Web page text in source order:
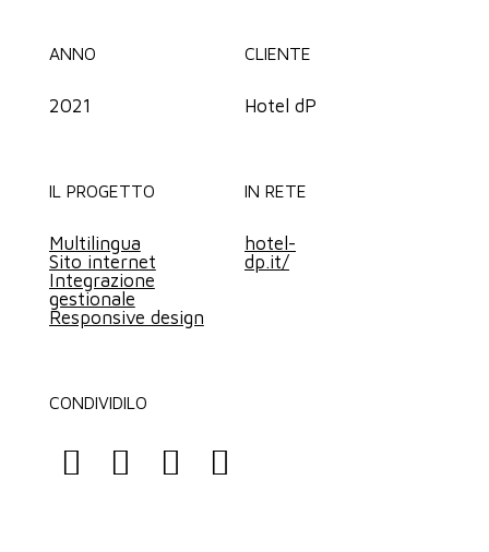
ANNO
2021
CLIENTE
Hotel dP
IL PROGETTO
Multilingua
Sito internet
Integrazione
gestionale
Responsive design
IN RETE
hotel-
dp.it/
CONDIVIDILO